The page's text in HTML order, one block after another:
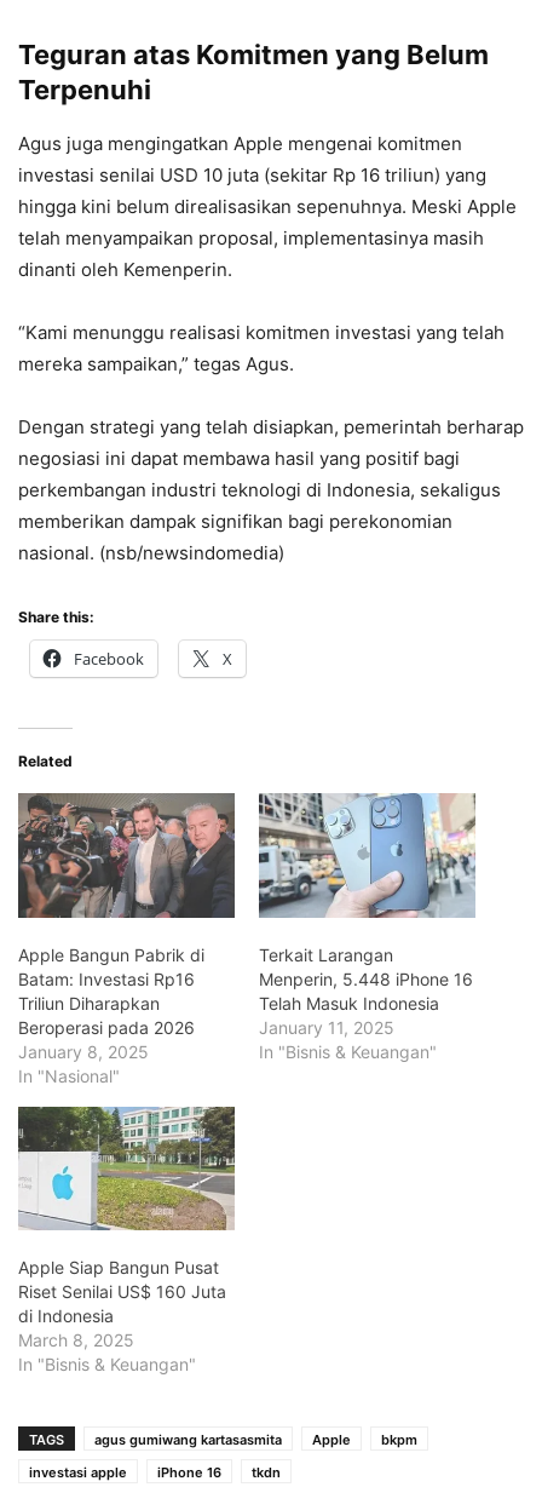
Teguran atas Komitmen yang Belum
Terpenuhi
Agus juga mengingatkan Apple mengenai komitmen
investasi senilai USD 10 juta (sekitar Rp 16 triliun) yang
hingga kini belum direalisasikan sepenuhnya. Meski Apple
telah menyampaikan proposal, implementasinya masih
dinanti oleh Kemenperin.
“Kami menunggu realisasi komitmen investasi yang telah
mereka sampaikan,” tegas Agus.
Dengan strategi yang telah disiapkan, pemerintah berharap
negosiasi ini dapat membawa hasil yang positif bagi
perkembangan industri teknologi di Indonesia, sekaligus
memberikan dampak signifikan bagi perekonomian
nasional. (nsb/newsindomedia)
Share this:
Facebook X
Related
Apple Bangun Pabrik di
Batam: Investasi Rp16
Triliun Diharapkan
Beroperasi pada 2026
January 8, 2025
In "Nasional"
Terkait Larangan
Menperin, 5.448 iPhone 16
Telah Masuk Indonesia
January 11, 2025
In "Bisnis & Keuangan"
Apple Siap Bangun Pusat
Riset Senilai US$ 160 Juta
di Indonesia
March 8, 2025
In "Bisnis & Keuangan"
TAGS agus gumiwang kartasasmita Apple
bkpm
investasi apple
iPhone 16 tkdn